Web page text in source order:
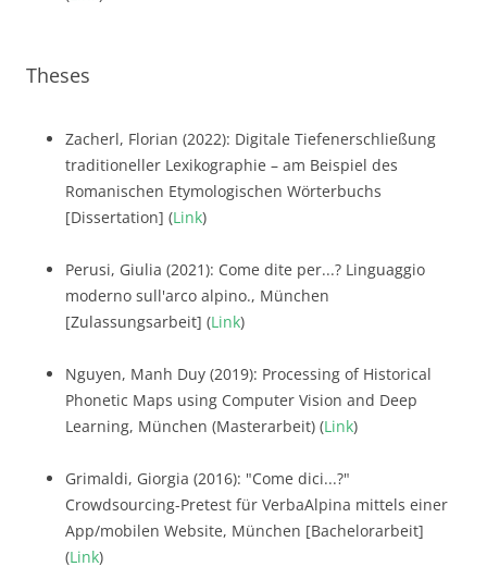
Theses
Zacherl, Florian (2022): Digitale Tiefenerschließung
traditioneller Lexikographie – am Beispiel des
Romanischen Etymologischen Wörterbuchs
[Dissertation] (Link)
Perusi, Giulia (2021): Come dite per...? Linguaggio
moderno sull'arco alpino., München
[Zulassungsarbeit] (Link)
Nguyen, Manh Duy (2019): Processing of Historical
Phonetic Maps using Computer Vision and Deep
Learning, München (Masterarbeit) (Link)
Grimaldi, Giorgia (2016): "Come dici...?"
Crowdsourcing-Pretest für VerbaAlpina mittels einer
App/mobilen Website, München [Bachelorarbeit]
(Link)